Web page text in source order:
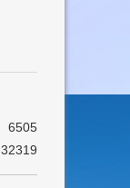
6505
32319